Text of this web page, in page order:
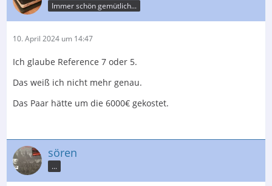
Immer schön gemütlich...
10. April 2024 um 14:47
Ich glaube Reference 7 oder 5.
Das weiß ich nicht mehr genau.
Das Paar hätte um die 6000€ gekostet.
sören
...